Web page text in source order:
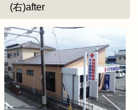
(右)after